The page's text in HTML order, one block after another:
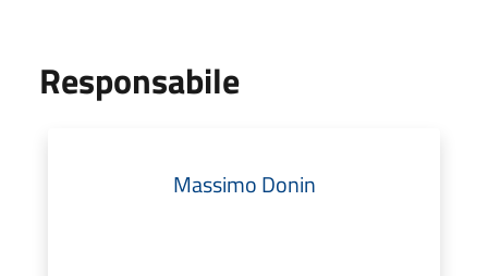
Responsabile
Massimo Donin